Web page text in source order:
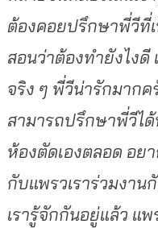
ต้องคอยปรึกษาพี่วีที่
สอนว่าต้องทำยังไงดี
จริง ๆ พี่วีน่ารักมากค
สามารถปรึกษาพี่วีไ
ห้องตัดเองตลอด อย
กับแพรวเราร่วมงาน
เรารู้จักกันอยู่แล้ว แ